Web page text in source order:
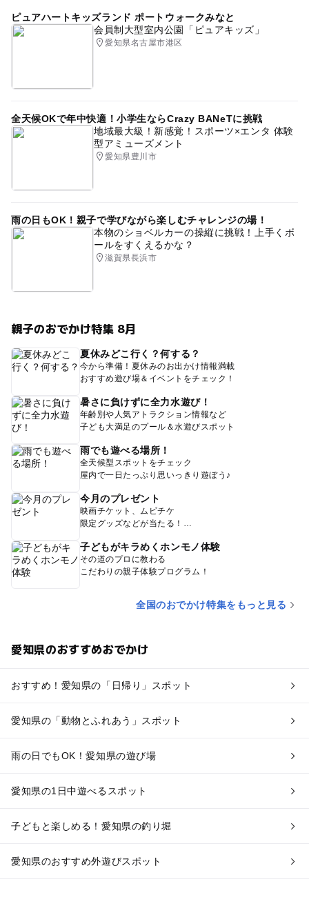
ピュアハートキッズランド ポートウォークみなと
会員制大型室内公園「ピュアキッズ」
愛知県名古屋市港区
全天候OKで年中快適！小学生ならCrazy BANeTに挑戦
地域最大級！新感覚！スポーツ×エンタ 体験
型アミューズメント
愛知県豊川市
雨の日もOK！親子で学びながら楽しむチャレンジの場！
本物のショベルカーの操縦に挑戦！上手くボ
ールをすくえるかな？
滋賀県長浜市
親子のおでかけ特集 8月
夏休みどこ行く？何する？
今から準備！夏休みのお出かけ情報満載
おすすめ遊び場＆イベントをチェック！
暑さに負けずに全力水遊び！
年齢別や人気アトラクション情報など
子ども大満足のプール＆水遊びスポット
雨でも遊べる場所！
全天候型スポットをチェック
屋内で一日たっぷり思いっきり遊ぼう♪
今月のプレゼント
映画チケット、ムビチケ
限定グッズなどが当たる！
子どもがキラめくホンモノ体験
その道のプロに教わる
こだわりの親子体験プログラム！
全国のおでかけ特集をもっと見る
愛知県のおすすめおでかけ
おすすめ！愛知県の「日帰り」スポット
愛知県の「動物とふれあう」スポット
雨の日でもOK！愛知県の遊び場
愛知県の1日中遊べるスポット
子どもと楽しめる！愛知県の釣り堀
愛知県のおすすめ外遊びスポット